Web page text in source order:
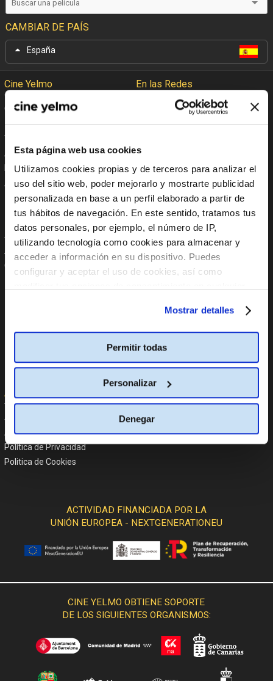
Esta página web usa cookies
Utilizamos cookies propias y de terceros para analizar el
uso del sitio web, poder mejorarlo y mostrarte publicidad
personalizada en base a un perfil elaborado a partir de
tus hábitos de navegación. En este sentido, tratamos tus
datos personales, por ejemplo, el número de IP,
utilizando tecnología como cookies para almacenar y
acceder a información en su dispositivo. Puedes
configurar y aceptar el uso de cookies, así como
Mostrar detalles
Permitir todas
Personalizar
Denegar
CAMBIAR DE PAÍS
España
Cine Yelmo
Garantía Cine Yelmo
+Que Cine
Trabaja con nosotros
Anúnciate en Cine Yelmo
Reservas de colegios
Apoyo Institucional
En las Redes
Twitter
Tik Tok
YouTube
Linkedin
Aplicaciones móviles
En tu Móvil
App Store
Google Play
Políticas
anticorrupción
Política Global de Protección
Política Global de Diversidad,
No Discriminación y No Acoso
Línea de Denuncia
Informe PCbCR
Ayuda
Atención al cliente
Aviso Legal
Política de Privacidad
Politica de Cookies
ACTIVIDAD FINANCIADA POR LA
UNIÓN EUROPEA - NEXTGENERATIONEU
CINE YELMO OBTIENE SOPORTE
DE LOS SIGUIENTES ORGANISMOS: